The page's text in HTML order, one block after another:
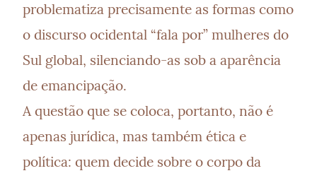
problematiza precisamente as formas como
o discurso ocidental “fala por” mulheres do
Sul global, silenciando-as sob a aparência
de emancipação.
A questão que se coloca, portanto, não é
apenas jurídica, mas também ética e
política: quem decide sobre o corpo da